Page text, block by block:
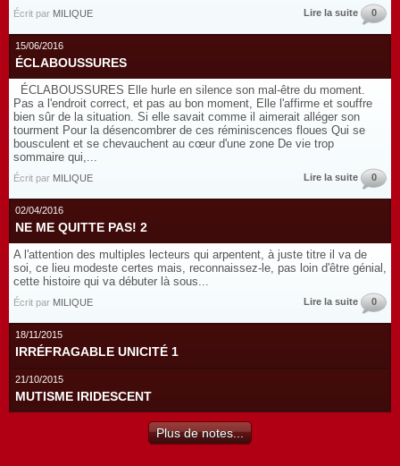
Écrit par MILIQUE Lire la suite 0
15/06/2016
ÉCLABOUSSURES
ÉCLABOUSSURES Elle hurle en silence son mal-être du moment.
Pas a l'endroit correct, et pas au bon moment, Elle l'affirme et souffre
bien sûr de la situation. Si elle savait comme il aimerait alléger son
tourment Pour la désencombrer de ces réminiscences floues Qui se
bousculent et se chevauchent au cœur d'une zone De vie trop
sommaire qui,...
Écrit par MILIQUE Lire la suite 0
02/04/2016
NE ME QUITTE PAS! 2
A l'attention des multiples lecteurs qui arpentent, à juste titre il va de
soi, ce lieu modeste certes mais, reconnaissez-le, pas loin d'être génial,
cette histoire qui va débuter là sous...
Écrit par MILIQUE Lire la suite 0
18/11/2015
IRRÉFRAGABLE UNICITÉ 1
21/10/2015
MUTISME IRIDESCENT
Plus de notes...